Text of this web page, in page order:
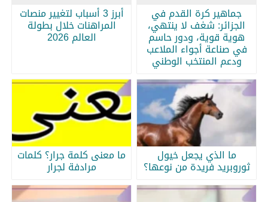
جماهير كرة القدم في
الجزائر: شغف لا ينتهي،
هوية قوية، ودور حاسم
في صناعة أجواء الملاعب
ودعم المنتخب الوطني
أبرز 3 أسباب لتغيير منصات
المراهنات خلال بطولة
العالم 2026
ما الذي يجعل خيول
ثوروبريد فريدة من نوعها؟
ما معنى كلمة جرار؟ كلمات
مرادفة لجرار